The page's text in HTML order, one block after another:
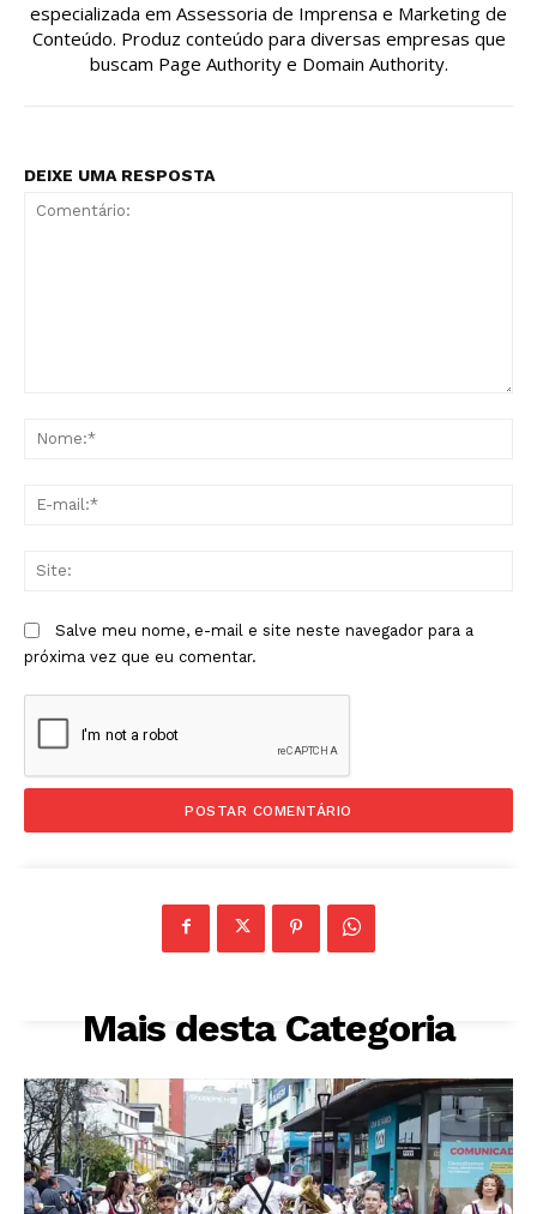
especializada em Assessoria de Imprensa e Marketing de
Conteúdo. Produz conteúdo para diversas empresas que
buscam Page Authority e Domain Authority.
DEIXE UMA RESPOSTA
Salve meu nome, e-mail e site neste navegador para a
próxima vez que eu comentar.
Mais desta Categoria